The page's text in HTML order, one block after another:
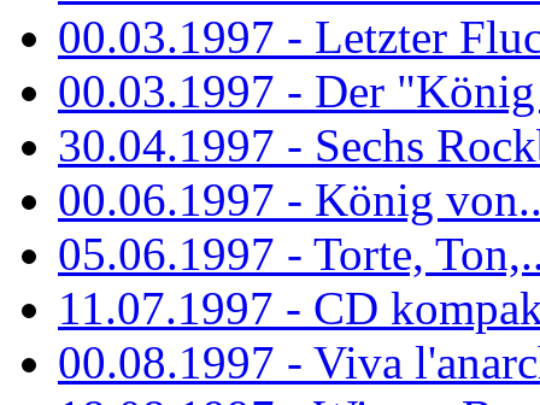
00.03.1997 - Letzter
00.03.1997 - Der
30.04.1997 - Sechs
00.06.1997 - König
05.06.1997 - Torte,
11.07.1997 - CD
00.08.1997 - Viva